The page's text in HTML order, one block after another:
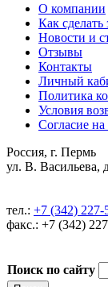
О компании
Как сделать
Новости и
Отзывы
Контакты
Личный
Политика
Условия
Согласие
Россия, г. Пермь
ул. В. Васильева,
тел.: +7 (342) 227-
факс.: +7 (342)
Поиск по сайту